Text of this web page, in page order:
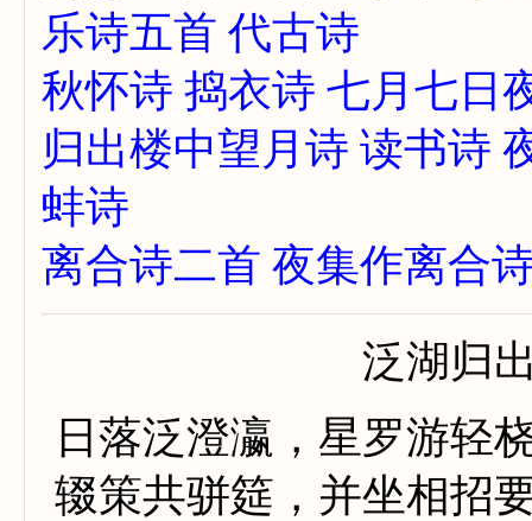
乐诗五首 代古诗
秋怀诗 捣衣诗 七月七日
归出楼中望月诗 读书诗
蚌诗
离合诗二首 夜集作离合
泛湖归
日落泛澄瀛，星罗游轻
辍策共骈筵，并坐相招